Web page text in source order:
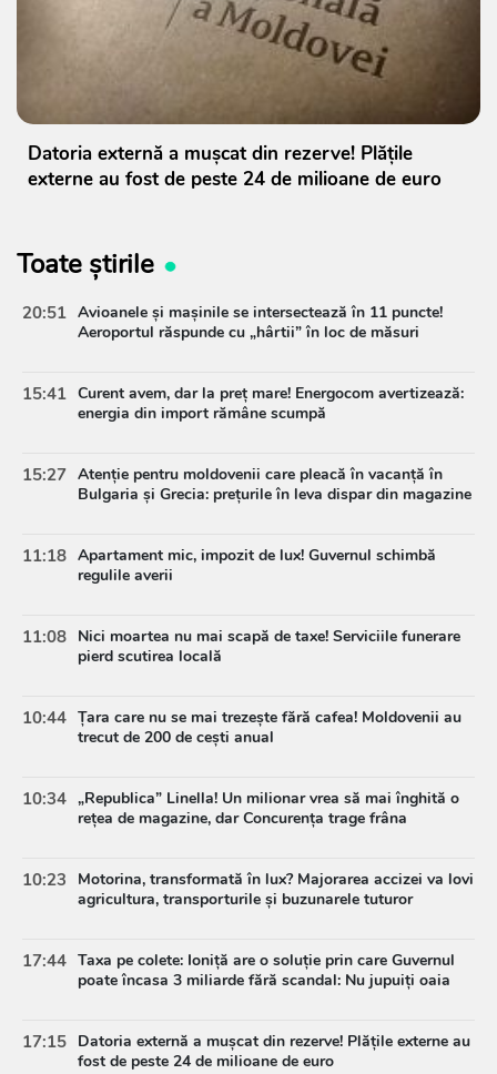
Datoria externă a mușcat din rezerve! Plățile
externe au fost de peste 24 de milioane de euro
Toate știrile
20:51 Avioanele și mașinile se intersectează în 11 puncte!
Aeroportul răspunde cu „hârtii” în loc de măsuri
15:41 Curent avem, dar la preț mare! Energocom avertizează:
energia din import rămâne scumpă
15:27 Atenție pentru moldovenii care pleacă în vacanță în
Bulgaria și Grecia: prețurile în leva dispar din magazine
11:18 Apartament mic, impozit de lux! Guvernul schimbă
regulile averii
11:08 Nici moartea nu mai scapă de taxe! Serviciile funerare
pierd scutirea locală
10:44 Țara care nu se mai trezește fără cafea! Moldovenii au
trecut de 200 de cești anual
10:34 „Republica” Linella! Un milionar vrea să mai înghită o
rețea de magazine, dar Concurența trage frâna
10:23
Motorina, transformată în lux? Majorarea accizei va lovi
agricultura, transporturile și buzunarele tuturor
17:44 Taxa pe colete: Ioniță are o soluție prin care Guvernul
poate încasa 3 miliarde fără scandal: Nu jupuiți oaia
17:15 Datoria externă a mușcat din rezerve! Plățile externe au
fost de peste 24 de milioane de euro